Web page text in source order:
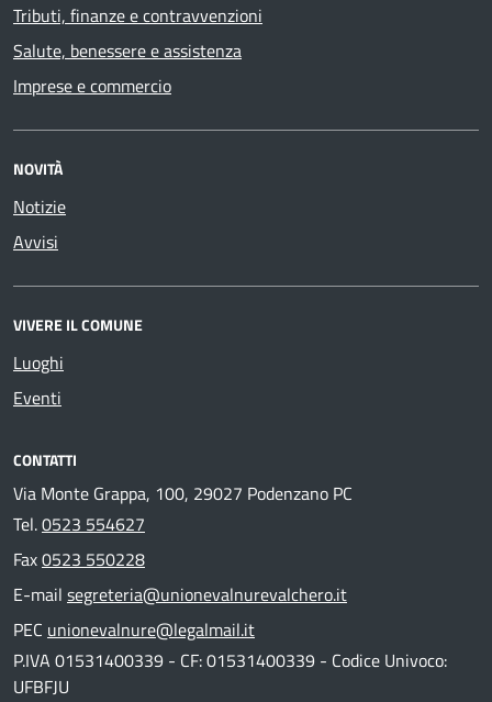
Tributi, finanze e contravvenzioni
Salute, benessere e assistenza
Imprese e commercio
NOVITÀ
Notizie
Avvisi
VIVERE IL COMUNE
Luoghi
Eventi
CONTATTI
Via Monte Grappa, 100, 29027 Podenzano PC
Tel.0523 554627
Fax0523 550228
E-mail segreteria@unionevalnurevalchero.it
PEC unionevalnure@legalmail.it
P.IVA 01531400339 - CF: 01531400339 - Codice Univoco:
UFBFJU